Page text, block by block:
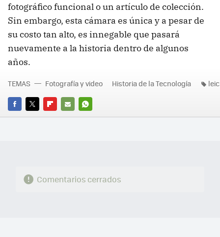
fotográfico funcional o un artículo de colección.
Sin embargo, esta cámara es única y a pesar de
su costo tan alto, es innegable que pasará
nuevamente a la historia dentro de algunos
años.
FACEBOOK
TWITTERFLIPBOARD
E-
WHATSAPP
TEMAS Fotografía y video Historia de la Tecnología
Comentarios cerrados